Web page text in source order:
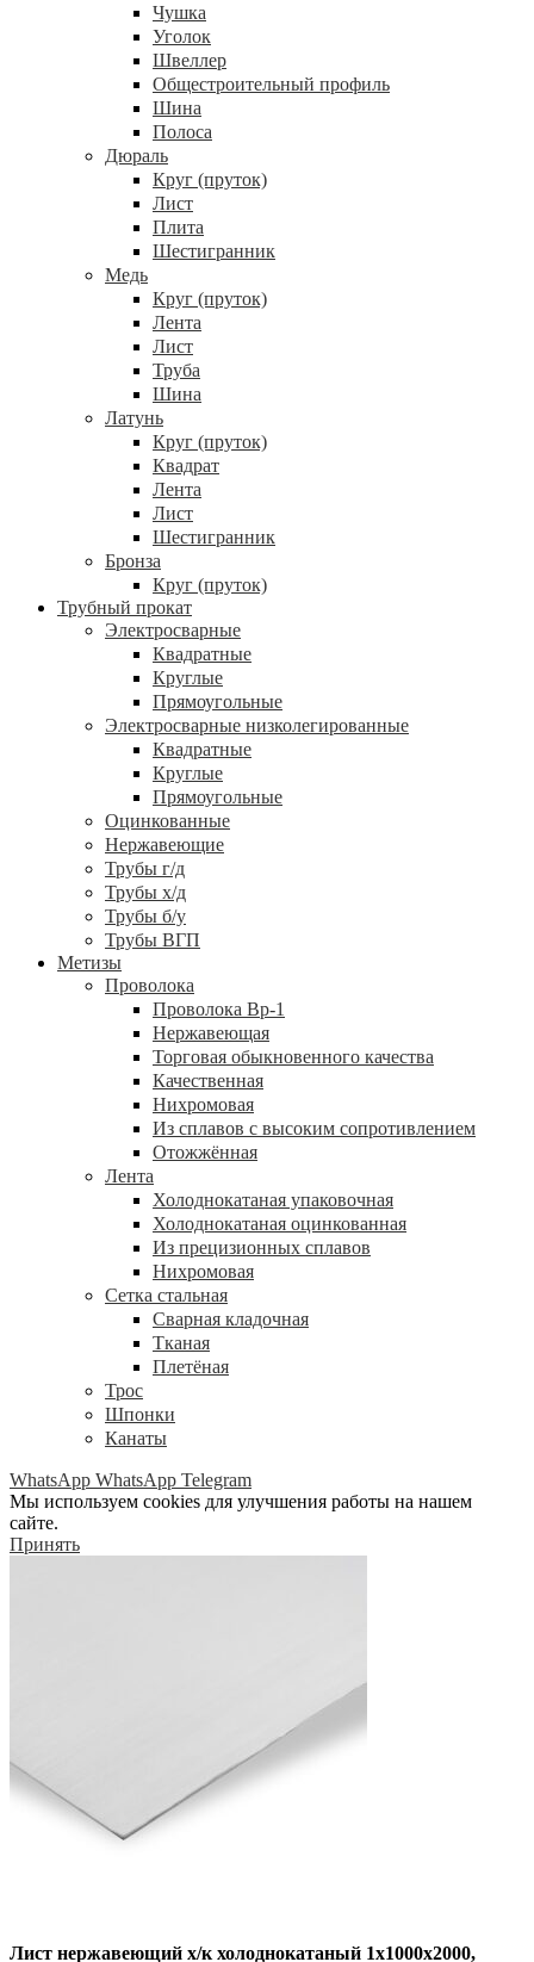
Чушка
Уголок
Швеллер
Общестроительный профиль
Шина
Полоса
Дюраль
Круг (пруток)
Лист
Плита
Шестигранник
Медь
Круг (пруток)
Лента
Лист
Труба
Шина
Латунь
Круг (пруток)
Квадрат
Лента
Лист
Шестигранник
Бронза
Круг (пруток)
Трубный прокат
Электросварные
Квадратные
Круглые
Прямоугольные
Электросварные низколегированные
Квадратные
Круглые
Прямоугольные
Оцинкованные
Нержавеющие
Трубы г/д
Трубы х/д
Трубы б/у
Трубы ВГП
Метизы
Проволока
Проволока Вр-1
Нержавеющая
Торговая обыкновенного качества
Качественная
Нихромовая
Из сплавов с высоким сопротивлением
Отожжённая
Лента
Холоднокатаная упаковочная
Холоднокатаная оцинкованная
Из прецизионных сплавов
Нихромовая
Сетка стальная
Сварная кладочная
Тканая
Плетёная
Трос
Шпонки
Канаты
WhatsApp WhatsApp Telegram
Мы используем cookies для улучшения работы на нашем
сайте.
Принять
Лист нержавеющий х/к холоднокатаный 1х1000х2000,